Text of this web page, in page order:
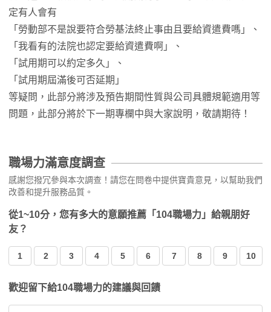
定有人會有
「勞動部不是說要符合勞基法終止事由且要給資遣費嗎」、
「我看有的法院也認定要給資遣費啊」、
「試用期可以約定多久」、
「試用期屆滿後可否延期」
等疑問，此部分將涉及預告期間性質與公司具體規範適用等
問題，此部分將於下一期專欄中與大家說明，敬請期待！
職場力滿意度調查
感謝您撥冗參與本次調查！請您在問卷中提供寶貴意見，以幫助我們
改善和提升服務品質。
從1~10分，您有多大的意願推薦「104職場力」給親朋好
友？
1 2 3 4 5 6 7 8 9 10
歡迎留下給104職場力的建議與回饋